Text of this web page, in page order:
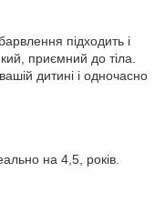
підходить і
приємний до тіла.
дитині і одночасно
на 4,5, років.